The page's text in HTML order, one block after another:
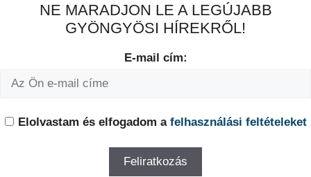
NE MARADJON LE A LEGÚJABB
GYÖNGYÖSI HÍREKRŐL!
E-mail cím:
Elolvastam és elfogadom a felhasználási feltételeket